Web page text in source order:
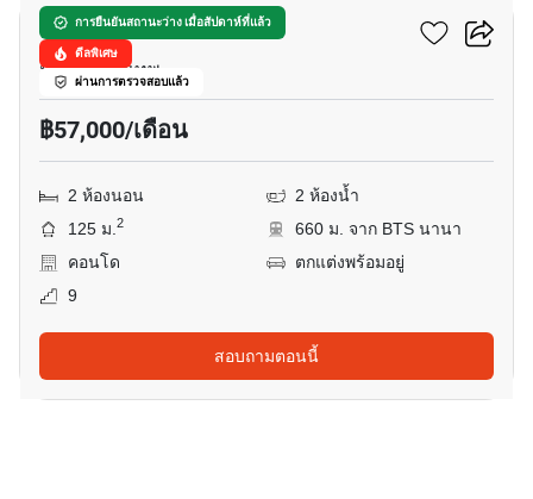
การยืนยันสถานะว่าง เมื่อสัปดาห์ที่แล้ว
ดีลพิเศษ
ผ่านการตรวจสอบแล้ว
เดอะ โอเลียนเดอร์
นานา, กรุงเทพ
฿57,000/เดือน
2 ห้องนอน
2 ห้องน้ำ
125 ม.2
660 ม. จาก BTS นานา
คอนโด
ตกแต่งพร้อมอยู่
9
สอบถามตอนนี้